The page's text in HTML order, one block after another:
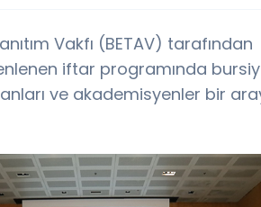
Vakfı (BETAV) tarafından
iftar programında
ve akademisyenler bir